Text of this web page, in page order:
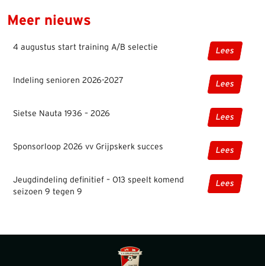
Meer nieuws
4 augustus start training A/B selectie Lees
Indeling senioren 2026-2027 Lees
Sietse Nauta 1936 – 2026 Lees
Sponsorloop 2026 vv Grijpskerk succes Lees
Jeugdindeling definitief – O13 speelt komend
seizoen 9 tegen 9
Lees